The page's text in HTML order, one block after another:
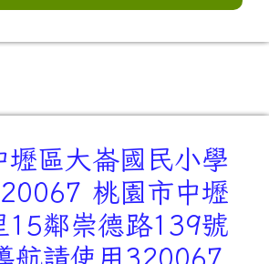
壢區大崙國民小學
桃園市中壢
15鄰崇德路139號
航請使用320067